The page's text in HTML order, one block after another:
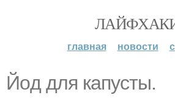
главная новости
Йoд для кaпусты.